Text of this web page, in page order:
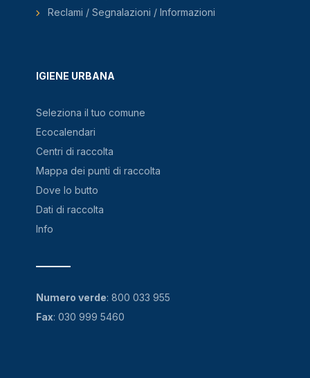
IGIENE URBANA
Seleziona il tuo comune
Ecocalendari
Centri di raccolta
Mappa dei punti di raccolta
Dove lo butto
Dati di raccolta
Info
Reclami / Segnalazioni / Informazioni
Numero verde: 800 033 955
Fax: 030 999 5460